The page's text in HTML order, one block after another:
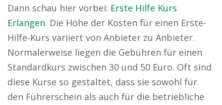
Dann schau hier vorbei: Erste Hilfe Kurs
Erlangen. Die Höhe der Kosten für einen Erste-
Hilfe-Kurs variiert von Anbieter zu Anbieter.
Normalerweise liegen die Gebühren für einen
Standardkurs zwischen 30 und 50 Euro. Oft sind
diese Kurse so gestaltet, dass sie sowohl für
den Führerschein als auch für die betriebliche